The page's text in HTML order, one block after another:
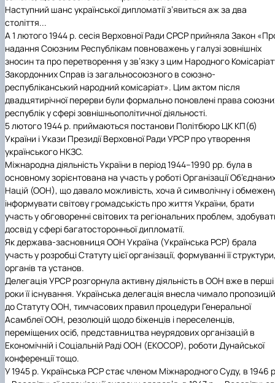
Наступний шанс української дипломатії з’явиться аж за два
століття...
А 1 лютого 1944 р. сесія Верховної Ради СРСР прийняла Закон
надання Союзним Республікам повноважень у галузі зовнішніх
зносин та про перетворення у зв’язку з цим Народного
Закордонних Справ із загальносоюзного в союзно-
республіканський народний комісаріат». Цим актом після
двадцятирічної перерви були формально поновлені права
республік у сфері зовнішньополітичної діяльності.
5 лютого 1944 р. приймаються постанови Політбюро ЦК КП(б)
України і Укази Президії Верховної Ради УРСР про утворення
українського НКЗС.
Міжнародна діяльність України в період 1944–1990 рр. була в
основному зорієнтована на участь у роботі Організації
Націй (ООН), що давало можливість, хоча й символічну і
інформувати світову громадськість про життя України, брати
участь у обговоренні світових та регіональних проблем,
досвід у сфері багатосторонньої дипломатії.
Як держава-засновниця ООН Україна (Українська РСР) брала
участь у розробці Статуту цієї організації, формуванні її
органів та установ.
Делегація УРСР розгорнула активну діяльність в ООН вже в перші
роки її існування. Українська делегація внесла чимало пропозицій
до Статуту ООН, тимчасових правил процедури Генеральної
Асамблеї ООН, резолюцій щодо біженців і переселенців,
переміщених осіб, представництва неурядових організацій в
Економічній і Соціальній Раді ООН (ЕКОСОР), роботи Дунайської
конференції тощо.
У 1945 р. Українська РСР стає членом Міжнародного Суду, в 1946